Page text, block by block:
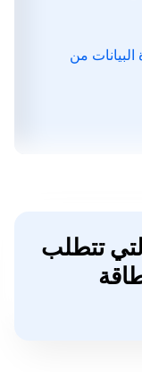
من
تتطلب